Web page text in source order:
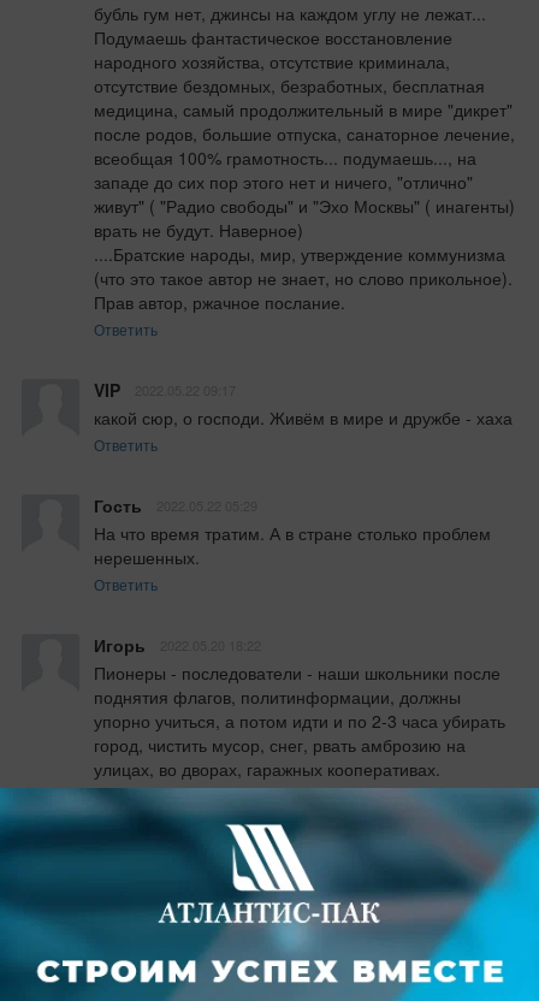
бубль гум нет, джинсы на каждом углу не лежат...
Подумаешь фантастическое восстановление
народного хозяйства, отсутствие криминала,
отсутствие бездомных, безработных, бесплатная
медицина, самый продолжительный в мире "дикрет"
после родов, большие отпуска, санаторное лечение,
всеобщая 100% грамотность... подумаешь..., на
западе до сих пор этого нет и ничего, "отлично"
живут" ( "Радио свободы" и "Эхо Москвы" ( инагенты)
врать не будут. Наверное)
....Братские народы, мир, утверждение коммунизма
(что это такое автор не знает, но слово прикольное).
Прав автор, ржачное послание.
Ответить
VIP
какой сюр, о господи. Живём в мире и дружбе - хаха
Ответить
Гость
На что время тратим. А в стране столько проблем
нерешенных.
Ответить
Игорь
Пионеры - последователи - наши школьники после
поднятия флагов, политинформации, должны
упорно учиться, а потом идти и по 2-3 часа убирать
город, чистить мусор, снег, рвать амброзию на
улицах, во дворах, гаражных кооперативах.
Прочищать сточные канавы.
Интенсивно работать, бескорыстно, с радостью.
Круглый год. Надо работать с детства. Это и есть
помощь родной стране
2022.05.20 14:19
Приходится только сожалеть, что мы не остались